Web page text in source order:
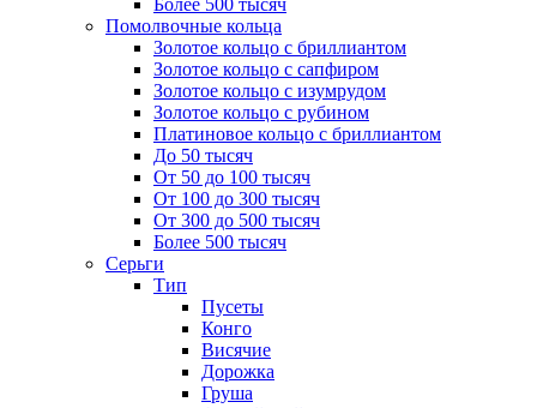
Более 500 тысяч
Помолвочные кольца
Золотое кольцо с бриллиантом
Золотое кольцо с сапфиром
Золотое кольцо с изумрудом
Золотое кольцо с рубином
Платиновое кольцо с бриллиантом
До 50 тысяч
От 50 до 100 тысяч
От 100 до 300 тысяч
От 300 до 500 тысяч
Более 500 тысяч
Серьги
Тип
Пусеты
Конго
Висячие
Дорожка
Груша